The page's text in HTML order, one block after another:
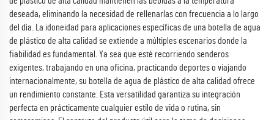
deseada, eliminando la necesidad de rellenarlas con frecuencia a lo largo
del día. La idoneidad para aplicaciones específicas de una botella de agua
de plástico de alta calidad se extiende a múltiples escenarios donde la
fiabilidad es fundamental. Ya sea que esté recorriendo senderos
exigentes, trabajando en una oficina, practicando deportes o viajando
internacionalmente, su botella de agua de plástico de alta calidad ofrece
un rendimiento constante. Esta versatilidad garantiza su integración
perfecta en prácticamente cualquier estilo de vida o rutina, sin